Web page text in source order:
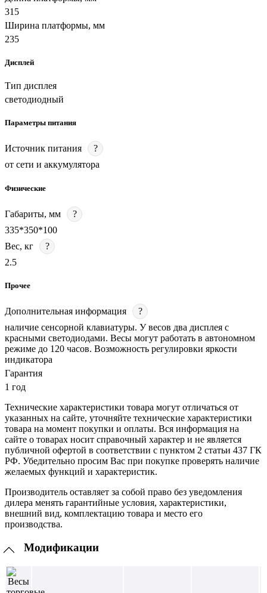
315
Ширина платформы, мм
235
Дисплей
Тип дисплея
светодиодный
Параметры питания
Источник питания
?
от сети и аккумулятора
Физические
Габариты, мм
?
335*350*100
Вес, кг
?
2.5
Прочее
Дополнительная информация
?
наличие сенсорной клавиатуры. У весов два дисплея с
красными светодиодами. Весы могут работать в автономном
режиме до 120 часов. Возможность регулировки яркости
индикатора
Гарантия
1 год
Технические характеристики товара могут отличаться от
указанных на сайте, уточняйте технические характеристики
товара на момент покупки и оплаты. Вся информация на
сайте о товарах носит справочный характер и не является
публичной офертой в соответствии с пунктом 2 статьи 437 ГК
РФ. Убедительно просим Вас при покупке проверять наличие
желаемых функций и характеристик.
Производитель оставляет за собой право без уведомления
дилера менять гарантийные условия, характеристики,
внешний вид, комплектацию товара и место его
производства.
Модификации